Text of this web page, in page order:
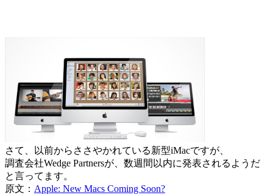
さて、以前からささやかれている新型iMacですが、
調査会社Wedge Partnersが、数週間以内に発表されるようだ
と言ってます。
原文： Apple: New Macs Coming Soon?